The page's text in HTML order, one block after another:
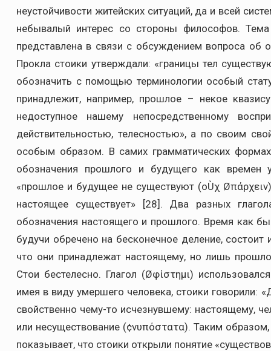
неустойчивости житейских ситуаций, да и всей
небывалый интерес со стороны философов.
представлена в связи с обсуждением вопроса об
Прокла стоики утверждали: «границы тел
обозначить с помощью терминологии особый
принадлежит, например, прошлое – некое
недоступное нашему непосредственному
действительностью, телесностью», а по своим
особым образом. В самих грамматических
обозначения прошлого и будущего как времен
«прошлое и будущее не существуют (οÙχ
настоящее существует» [28]. Два разных
обозначения настоящего и прошлого. Время как
будучи обречено на бесконечное деление,
что они принадлежат настоящему, но лишь
Стои бестелесно. Глагол (Øφίστημι)
имея в виду умершего человека, стоики говорили:
свойственно чему-то исчезнувшему: настоящему,
или несуществование (¢νυπόστατα). Таким
показывает, что стоики открыли понятие